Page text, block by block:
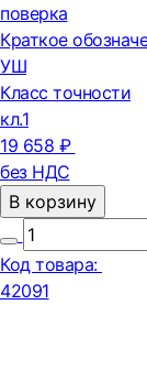
поверка
Краткое
УШ
Класс точности
кл.1
19 658 ₽
без НДС
В корзину
Код товара:
42091